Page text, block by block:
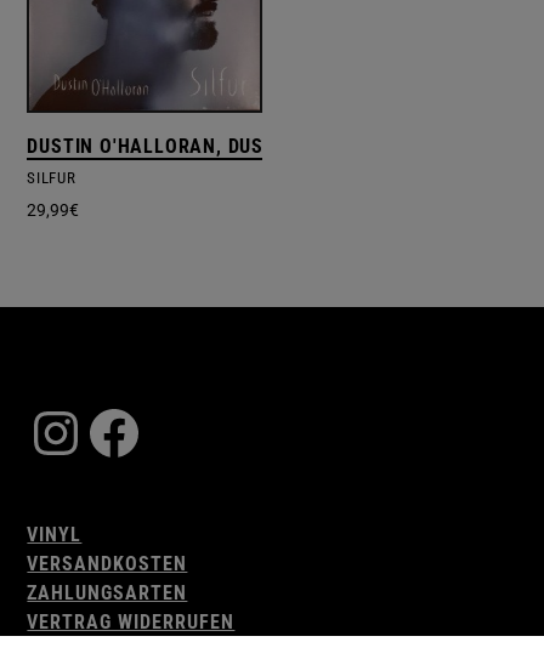
DUSTIN O'HALLORAN, DUSTIN O'HALLORAN
SILFUR
29,99€
Instagram
Facebook
VINYL
VERSANDKOSTEN
ZAHLUNGSARTEN
VERTRAG WIDERRUFEN